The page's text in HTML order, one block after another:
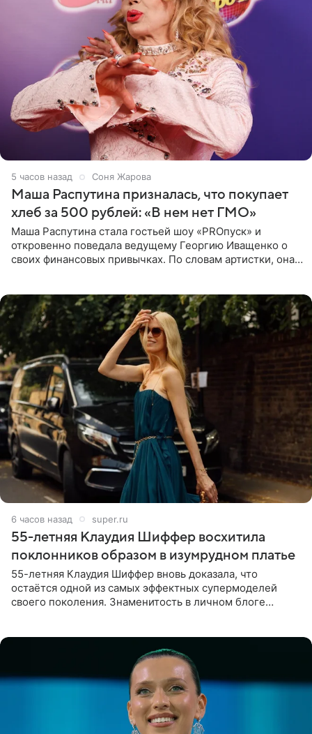
5 часов назад Соня Жарова
Маша Распутина призналась, что покупает
хлеб за 500 рублей: «В нем нет ГМО»
Маша Распутина стала гостьей шоу «PROпуск» и
откровенно поведала ведущему Георгию Иващенко о
своих финансовых привычках. По словам артистки, она
6 часов назад super.ru
55-летняя Клаудия Шиффер восхитила
поклонников образом в изумрудном платье
55-летняя Клаудия Шиффер вновь доказала, что
остаётся одной из самых эффектных супермоделей
своего поколения. Знаменитость в личном блоге